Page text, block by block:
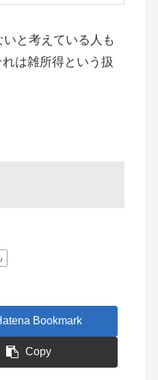
と考えている人も
は雑所得という扱
Bookmark
Copy